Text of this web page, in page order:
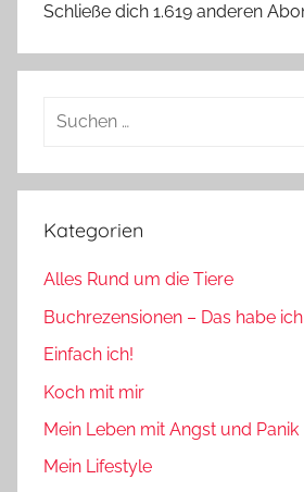
Schließe dich 1.619 anderen
Suchen
Kategorien
Alles Rund um die Tiere
Buchrezensionen – Das habe
Einfach ich!
Koch mit mir
Mein Leben mit Angst und Panik
Mein Lifestyle